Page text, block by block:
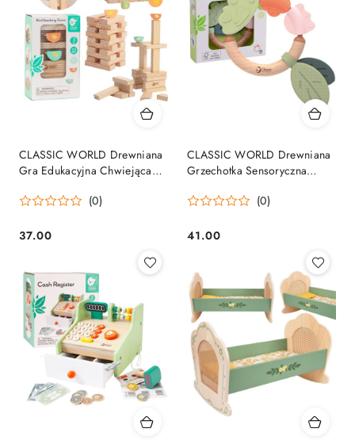
CLASSIC WORLD Drewniana
Gra Edukacyjna Chwiejąca
23el.
(0)
Cena:
37.00
CLASSIC WORLD Drewniana
Grzechotka Sensoryczna
(0)
Cena:
41.00